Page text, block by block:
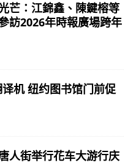
芒：江錦鑫、陳鍵榕等
訪2026年時報廣場跨年
机 纽约图书馆门前促
人街举行花车大游行庆